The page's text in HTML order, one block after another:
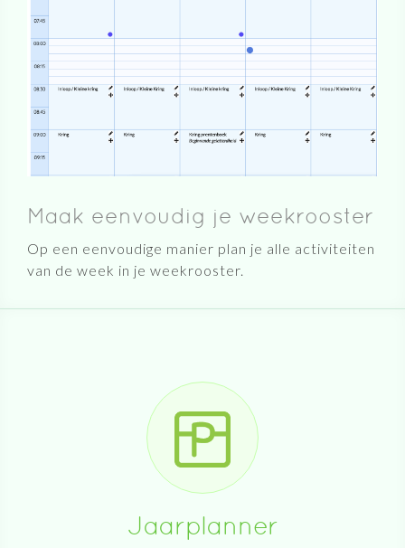
Maak eenvoudig je weekrooster
Op een eenvoudige manier plan je alle activiteiten
van de week in je weekrooster.
Jaarplanner